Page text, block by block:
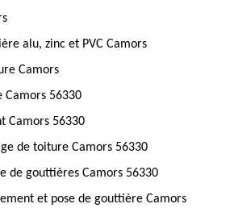
alu, zinc et PVC Camors
Camors
Camors 56330
Camors 56330
de toiture Camors 56330
de gouttières Camors 56330
et pose de gouttière Camors